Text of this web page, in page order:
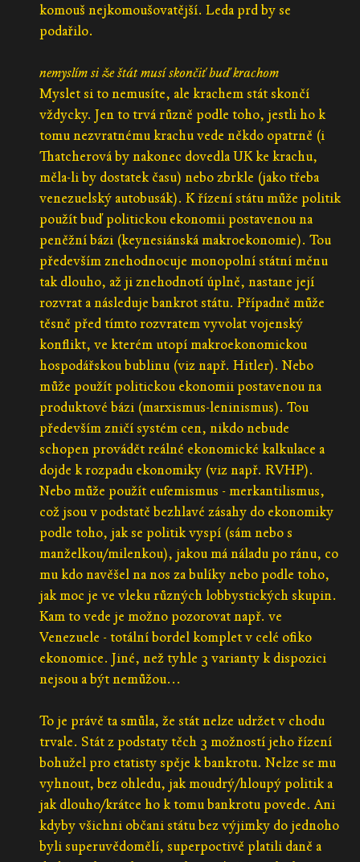
komouš nejkomoušovatější. Leda prd by se
podařilo.
nemyslím si že štát musí skončiť buď krachom
Myslet si to nemusíte, ale krachem stát skončí
vždycky. Jen to trvá různě podle toho, jestli ho k
tomu nezvratnému krachu vede někdo opatrně (i
Thatcherová by nakonec dovedla UK ke krachu,
měla-li by dostatek času) nebo zbrkle (jako třeba
venezuelský autobusák). K řízení státu může politik
použít buď politickou ekonomii postavenou na
peněžní bázi (keynesiánská makroekonomie). Tou
především znehodnocuje monopolní státní měnu
tak dlouho, až ji znehodnotí úplně, nastane její
rozvrat a následuje bankrot státu. Případně může
těsně před tímto rozvratem vyvolat vojenský
konflikt, ve kterém utopí makroekonomickou
hospodářskou bublinu (viz např. Hitler). Nebo
může použít politickou ekonomii postavenou na
produktové bázi (marxismus-leninismus). Tou
především zničí systém cen, nikdo nebude
schopen provádět reálné ekonomické kalkulace a
dojde k rozpadu ekonomiky (viz např. RVHP).
Nebo může použít eufemismus - merkantilismus,
což jsou v podstatě bezhlavé zásahy do ekonomiky
podle toho, jak se politik vyspí (sám nebo s
manželkou/milenkou), jakou má náladu po ránu, co
mu kdo navěšel na nos za bulíky nebo podle toho,
jak moc je ve vleku různých lobbystických skupin.
Kam to vede je možno pozorovat např. ve
Venezuele - totální bordel komplet v celé ofiko
ekonomice. Jiné, než tyhle 3 varianty k dispozici
nejsou a být nemůžou...
To je právě ta smůla, že stát nelze udržet v chodu
trvale. Stát z podstaty těch 3 možností jeho řízení
bohužel pro etatisty spěje k bankrotu. Nelze se mu
vyhnout, bez ohledu, jak moudrý/hloupý politik a
jak dlouho/krátce ho k tomu bankrotu povede. Ani
kdyby všichni občani státu bez výjimky do jednoho
byli superuvědomělí, superpoctivě platili daně a